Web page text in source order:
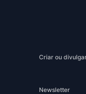
Criar ou
Newsletter